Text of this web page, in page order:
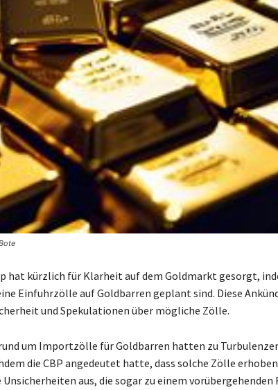
hat kürzlich für Klarheit auf dem Goldmarkt gesorgt,
Einfuhrzölle auf Goldbarren geplant sind. Diese
und Spekulationen über mögliche Zölle.
um Importzölle für Goldbarren hatten zu
die CBP angedeutet hatte, dass solche Zölle
aus, die sogar zu einem vorübergehenden